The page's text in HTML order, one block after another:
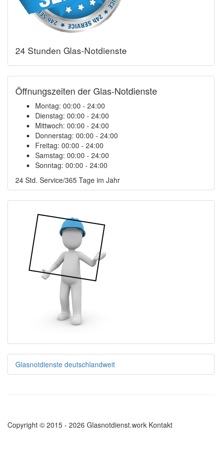
24 Stunden Glas-Notdienste
Öffnungszeiten der Glas-Notdienste
Montag: 00:00 - 24:00
Dienstag: 00:00 - 24:00
Mittwoch: 00:00 - 24:00
Donnerstag: 00:00 - 24:00
Freitag: 00:00 - 24:00
Samstag: 00:00 - 24:00
Sonntag: 00:00 - 24:00
24 Std. Service/365 Tage im Jahr
Glasnotdienste deutschlandweit
Copyright © 2015 - 2026 Glasnotdienst.work Kontakt